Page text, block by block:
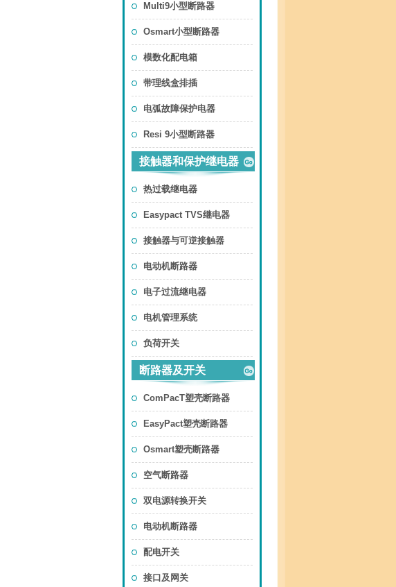
Multi9小型断路器
Osmart小型断路器
模数化配电箱
带理线盒排插
电弧故障保护电器
Resi 9小型断路器
接触器和保护继电器
热过载继电器
Easypact TVS继电器
接触器与可逆接触器
电动机断路器
电子过流继电器
电机管理系统
负荷开关
断路器及开关
ComPacT塑壳断路器
EasyPact塑壳断路器
Osmart塑壳断路器
空气断路器
双电源转换开关
电动机断路器
配电开关
接口及网关